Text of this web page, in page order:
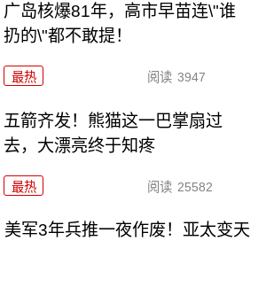
广岛核爆81年，高市早苗连\"谁
扔的\"都不敢提！
最热 阅读 3947
五箭齐发！熊猫这一巴掌扇过
去，大漂亮终于知疼
最热 阅读 25582
军3年兵推一夜作废！亚太变天